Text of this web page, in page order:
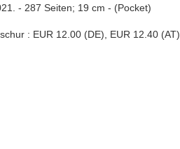
- 287 Seiten; 19 cm - (Pocket)
: EUR 12.00 (DE), EUR 12.40 (AT)